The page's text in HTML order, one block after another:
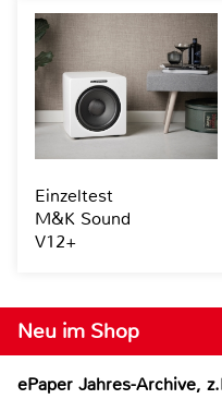
Neu im Shop
ePaper Jahres-Archive,
Einzeltest
M&K Sound
V12+